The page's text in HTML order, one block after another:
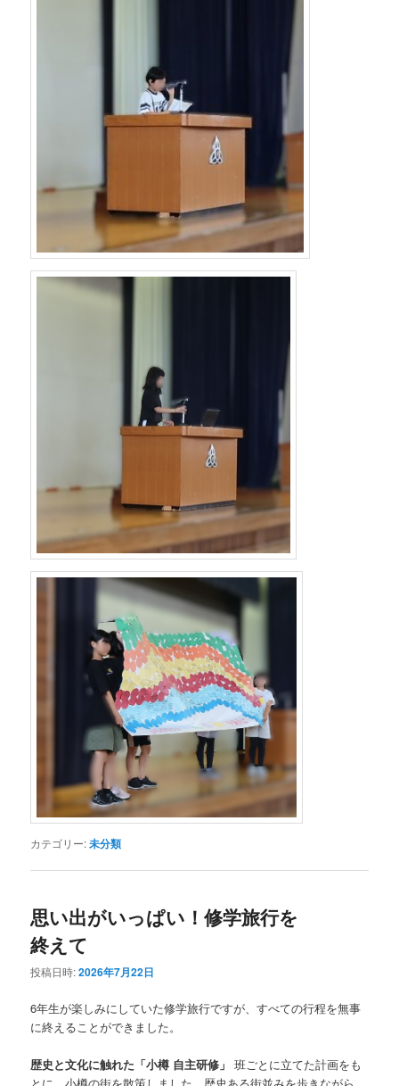
カテゴリー:未分類
思い出がいっぱい！修学旅行を
終えて
投稿日時:2026年7月22日
6年生が楽しみにしていた修学旅行ですが、すべての行程を無事
に終えることができました。
歴史と文化に触れた「小樽 自主研修」 班ごとに立てた計画をも